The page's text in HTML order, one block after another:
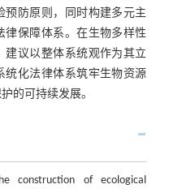
预防原则，同时构建多元主
律保障体系。在生物多样性
建议以整体系统观作为其立
统化法律体系筑牢生物资源
的可持续发展。
construction of ecological